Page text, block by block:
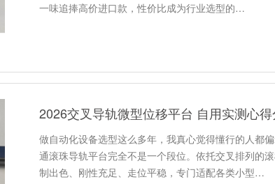
一味追捧高价进口款，性价比成为行业选型的…
2026交叉导轨微型位移平台 自用实测心
做自动化设备选型这么多年，我真心觉得懂行的人都
通滚珠导轨平台完全不是一个段位。依托交叉排列的
制出色、刚性充足、走位平稳，专门适配各类小型…